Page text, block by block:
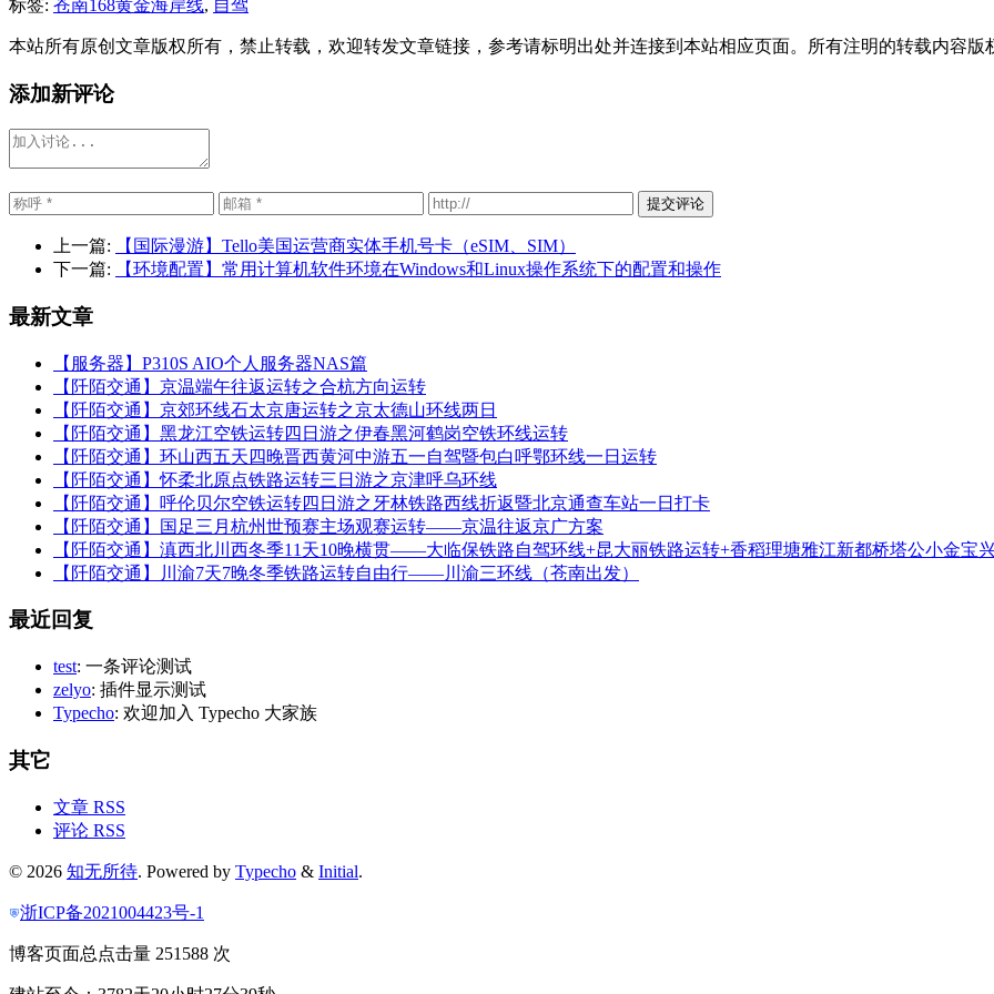
标签: 苍南168黄金海岸线, 自驾
本站所有原创文章版权所有，禁止转载，欢迎转发文章链接，参考请标明出处并连接到本站相应页面。所有注明的转载内容版
添加新评论
提交评论
上一篇:
【国际漫游】Tello美国运营商实体手机号卡（eSIM、SIM）
下一篇:
【环境配置】常用计算机软件环境在Windows和Linux操作系统下的配置和操作
最新文章
【服务器】P310S AIO个人服务器NAS篇
【阡陌交通】京温端午往返运转之合杭方向运转
【阡陌交通】京郊环线石太京唐运转之京太德山环线两日
【阡陌交通】黑龙江空铁运转四日游之伊春黑河鹤岗空铁环线运转
【阡陌交通】环山西五天四晚晋西黄河中游五一自驾暨包白呼鄂环线一日运转
【阡陌交通】怀柔北原点铁路运转三日游之京津呼乌环线
【阡陌交通】呼伦贝尔空铁运转四日游之牙林铁路西线折返暨北京通查车站一日打卡
【阡陌交通】国足三月杭州世预赛主场观赛运转——京温往返京广方案
【阡陌交通】滇西北川西冬季11天10晚横贯——大临保铁路自驾环线+昆大丽铁路运转+香稻理塘雅江新都桥塔公小金宝
【阡陌交通】川渝7天7晚冬季铁路运转自由行——川渝三环线（苍南出发）
最近回复
test: 一条评论测试
zelyo: 插件显示测试
Typecho: 欢迎加入 Typecho 大家族
其它
文章 RSS
评论 RSS
© 2026 知无所待. Powered by Typecho & Initial.
浙ICP备2021004423号-1
博客页面总点击量 251588 次